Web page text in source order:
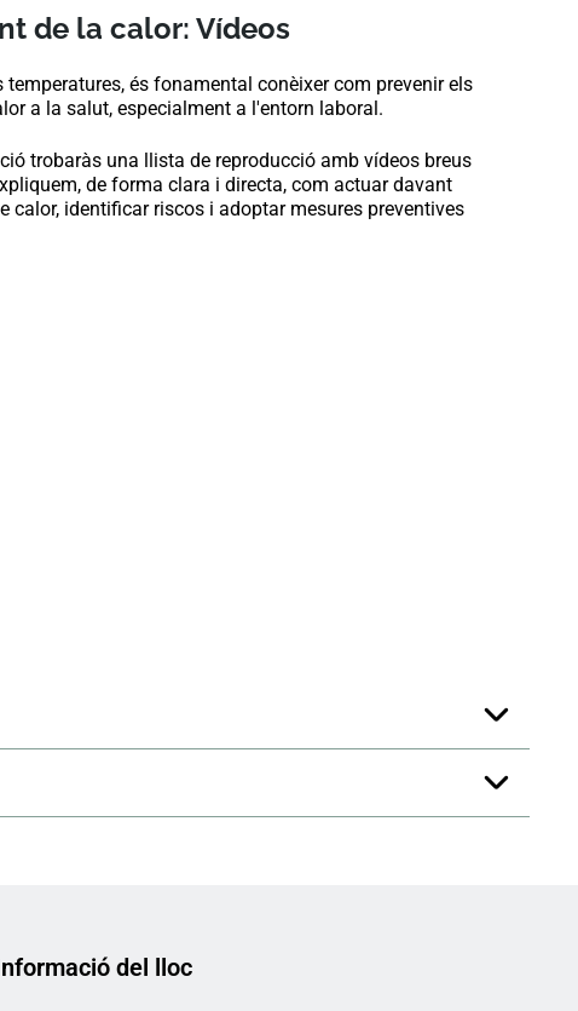
de la calor: Vídeos
temperatures, és fonamental conèixer com prevenir els
a la salut, especialment a l'entorn laboral.
trobaràs una llista de reproducció amb vídeos breus
de forma clara i directa, com actuar davant
calor, identificar riscos i adoptar mesures preventives
del lloc